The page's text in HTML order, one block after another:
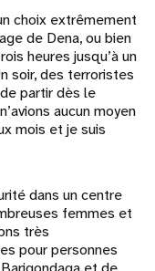
choix extrêmement
de Dena, ou bien
heures jusqu’à un
soir, des terroristes
partir dès le
aucun moyen
mois et je suis
dans un centre
femmes et
très
pour personnes